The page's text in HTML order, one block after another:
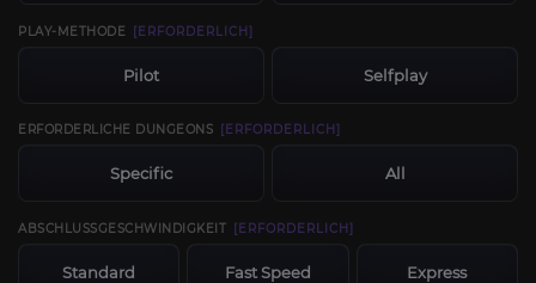
PLAY-METHODE [ERFORDERLICH]
Pilot Selfplay
ERFORDERLICHE DUNGEONS [ERFORDERLICH]
Specific All
ABSCHLUSSGESCHWINDIGKEIT [ERFORDERLICH]
Standard Fast Speed Express